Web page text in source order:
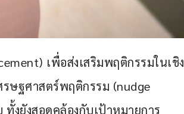
เพื่อส่งเสริมพฤติกรรมในเชิง
รษฐศาสตร์พฤติกรรม (nudge
งยังสอดคล้องกับเป้าหมายการ